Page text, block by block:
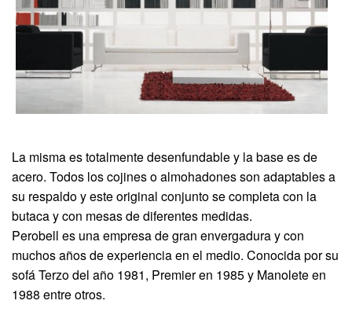
La misma es totalmente desenfundable y la base es de
acero. Todos los cojines o almohadones son adaptables a
su respaldo y este original conjunto se completa con la
butaca y con mesas de diferentes medidas.
Perobell es una empresa de gran envergadura y con
muchos años de experiencia en el medio. Conocida por su
sofá Terzo del año 1981, Premier en 1985 y Manolete en
1988 entre otros.